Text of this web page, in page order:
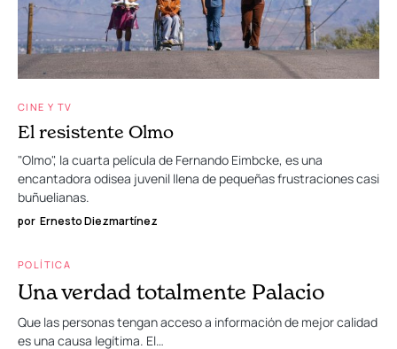
CINE Y TV
El resistente Olmo
"Olmo", la cuarta película de Fernando Eimbcke, es una
encantadora odisea juvenil llena de pequeñas frustraciones casi
buñuelianas.
por Ernesto Diezmartínez
POLÍTICA
Una verdad totalmente Palacio
Que las personas tengan acceso a información de mejor calidad
es una causa legítima. El…